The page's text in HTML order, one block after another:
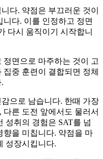
다. 약점은 부끄러운 것이
다. 이를 인정하고 정면
다시 움직이기 시작합니
면으로 마주하는 것이 고
중 훈련이 결합되면 정체
으로 남습니다. 한때 가장
른 도전 앞에서도 물러서
성취의 경험은 SAT를 넘
향을 미칩니다. 약점을 마
성장시킵니다.